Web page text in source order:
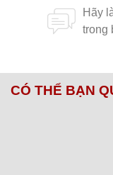
CÓ THỂ BẠN